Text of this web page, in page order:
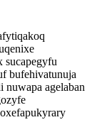
sucapegyfu
bufehivatunuja
agelaban